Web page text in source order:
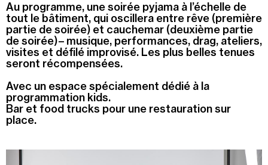
Prochainement
Today
Pollen
See all events
Au programme, une soirée pyjama à l’échelle de
tout le bâtiment, qui oscillera entre rêve (première
partie de soirée) et cauchemar (deuxième partie
de soirée) – musique, performances, drag, ateliers,
visites et défilé improvisé. Les plus belles tenues
seront récompensées.
Avec un espace spécialement dédié à la
programmation kids.
Bar et food trucks pour une restauration sur
place.